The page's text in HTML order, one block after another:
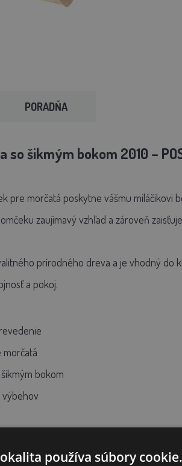
PORADŇA
šikmým bokom 2010 –
pre morčatá poskytne vášmu miláčikovi
zaujímavý vzhľad a zároveň
prírodného dreva a je vhodný do
a pokoj.
bokom
používa súbory cookie.